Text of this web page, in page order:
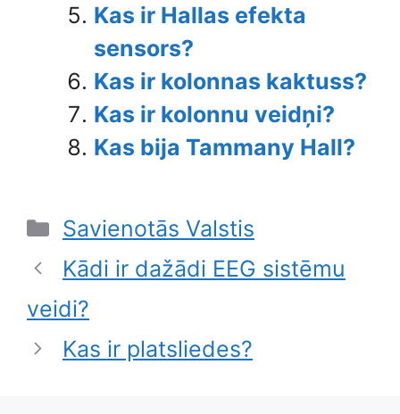
Kas ir Hallas efekta
sensors?
Kas ir kolonnas kaktuss?
Kas ir kolonnu veidņi?
Kas bija Tammany Hall?
Categories
Savienotās Valstis
Kādi ir dažādi EEG sistēmu
veidi?
Kas ir platsliedes?